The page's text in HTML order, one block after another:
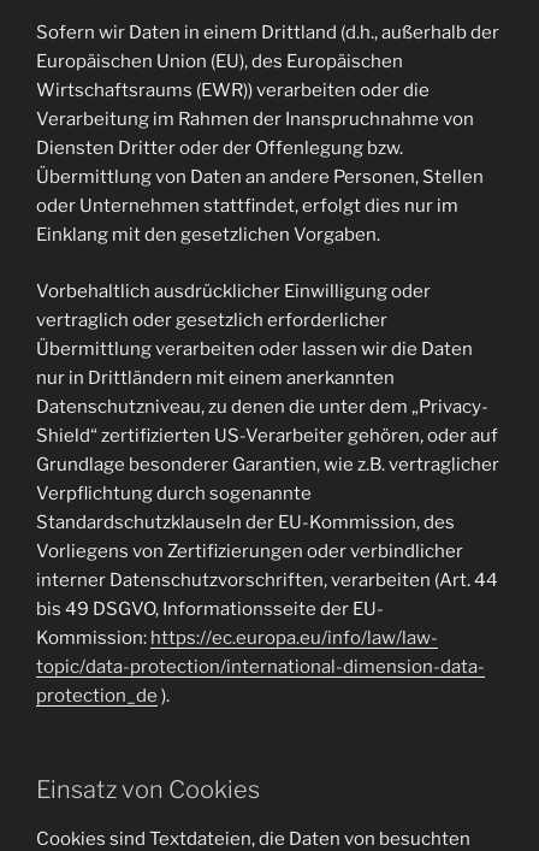
Sofern wir Daten in einem Drittland (d.h., außerhalb der
Europäischen Union (EU), des Europäischen
Wirtschaftsraums (EWR)) verarbeiten oder die
Verarbeitung im Rahmen der Inanspruchnahme von
Diensten Dritter oder der Offenlegung bzw.
Übermittlung von Daten an andere Personen, Stellen
oder Unternehmen stattfindet, erfolgt dies nur im
Einklang mit den gesetzlichen Vorgaben.
Vorbehaltlich ausdrücklicher Einwilligung oder
vertraglich oder gesetzlich erforderlicher
Übermittlung verarbeiten oder lassen wir die Daten
nur in Drittländern mit einem anerkannten
Datenschutzniveau, zu denen die unter dem „Privacy-
Shield“ zertifizierten US-Verarbeiter gehören, oder auf
Grundlage besonderer Garantien, wie z.B. vertraglicher
Verpflichtung durch sogenannte
Standardschutzklauseln der EU-Kommission, des
Vorliegens von Zertifizierungen oder verbindlicher
interner Datenschutzvorschriften, verarbeiten (Art. 44
bis 49 DSGVO, Informationsseite der EU-
Kommission: https://ec.europa.eu/info/law/law-
topic/data-protection/international-dimension-data-
protection_de ).
Einsatz von Cookies
Cookies sind Textdateien, die Daten von besuchten